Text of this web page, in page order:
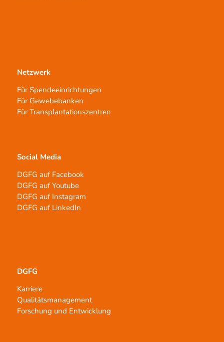
Netzwerk
Für Spendeeinrichtungen
Für Gewebebanken
Für Transplantationszentren
Social Media
DGFG auf Facebook
DGFG auf Youtube
DGFG auf Instagram
DGFG auf LinkedIn
DGFG
Karriere
Qualitätsmanagement
Forschung und Entwicklung